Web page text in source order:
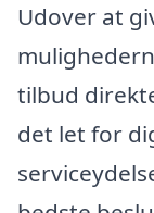
Udover at
tilbud
det let for